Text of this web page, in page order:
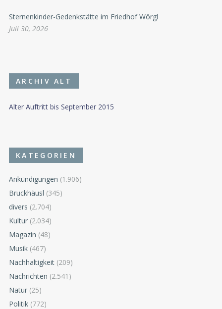
Sternenkinder-Gedenkstätte im Friedhof Wörgl
Juli 30, 2026
ARCHIV ALT
Alter Auftritt bis September 2015
KATEGORIEN
Ankündigungen (1.906)
Bruckhäusl (345)
divers (2.704)
Kultur (2.034)
Magazin (48)
Musik (467)
Nachhaltigkeit (209)
Nachrichten (2.541)
Natur (25)
Politik (772)